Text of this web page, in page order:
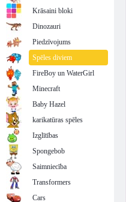
Krāsaini bloki
Dinozauri
Piedzīvojums
Spēles diviem
FireBoy un WaterGirl
Minecraft
Baby Hazel
karikatūras spēles
Izglītības
Spongebob
Saimniecība
Transformers
Cars